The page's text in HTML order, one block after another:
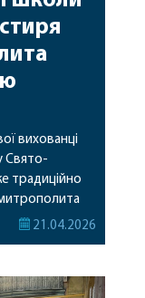
вихованці
Свято-
традиційно
ігумені
з нагоди
21.04.2026